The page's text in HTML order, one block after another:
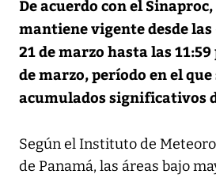
De acuerdo con el
mantiene vigente desde las
21 de marzo hasta las 11:59
de marzo, período en el que
acumulados significativos
Según el Instituto de
de Panamá, las áreas bajo